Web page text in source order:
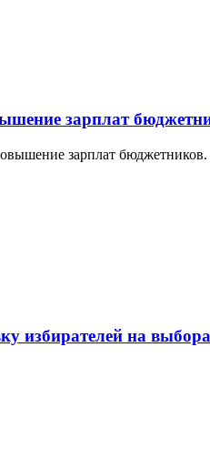
зарплат
зарплат бюджетников.
избирателей на